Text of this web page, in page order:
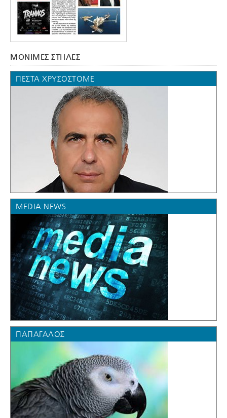
ΜΟΝΙΜΕΣ ΣΤΗΛΕΣ
ΠΈΣΤΑ ΧΡΥΣΌΣΤΟΜΕ
MEDIA NEWS
ΠΑΠΑΓΆΛΟΣ